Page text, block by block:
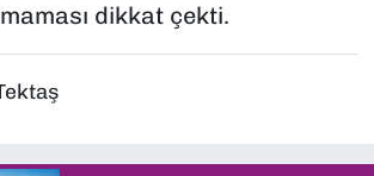
dikkat çekti.